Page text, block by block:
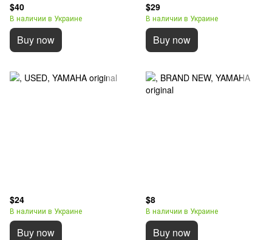
$40
В наличии в Украине
Buy now
$29
В наличии в Украине
Buy now
$24
В наличии в Украине
Buy now
$8
В наличии в Украине
Buy now